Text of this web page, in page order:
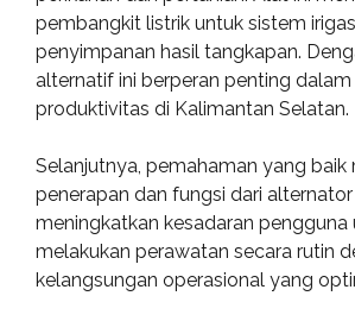
pembangkit listrik untuk sistem
penyimpanan hasil tangkapan.
alternatif ini berperan penting
produktivitas di Kalimantan Selatan.
Selanjutnya, pemahaman yang baik
penerapan dan fungsi dari alternator
meningkatkan kesadaran pengguna
melakukan perawatan secara rutin
kelangsungan operasional yang